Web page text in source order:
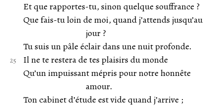
Et que rapportes-tu, sinon quelque souffrance ?
Que fais-tu loin de moi, quand j’attends jusqu’au
jour ?
Tu suis un pâle éclair dans une nuit profonde.
Il ne te restera de tes plaisirs du monde
Qu’un impuissant mépris pour notre honnête
amour.
Ton cabinet d’étude est vide quand j’arrive ;